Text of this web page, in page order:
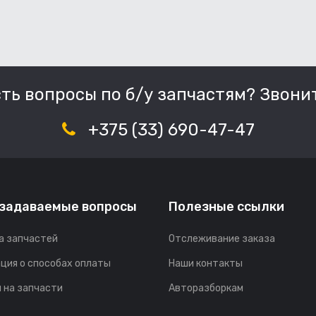
вопросы по б/у запчастям?
+375 (33) 690-47-47
вопросы
запчастей
о способах оплаты
на запчасти
Полезные ссылки
Отслеживание заказа
Наши контакты
Авторазборкам